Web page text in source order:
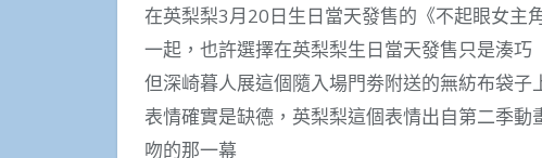
在英梨梨3月20日生日當天發售的《不起眼女
一起，也許選擇在英梨梨生日當天發售只是湊巧
但深崎暮人展這個隨入場門劵附送的無紡布袋
表情確實是缺德，英梨梨這個表情出自第二季
吻的那一幕